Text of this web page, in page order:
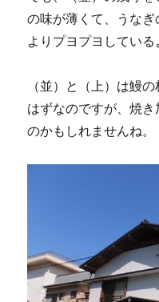
の味が薄くて、うな
よりプヨプヨしている
（並）と（上）は鰻
はずなのですが、焼
のかもしれませんね。